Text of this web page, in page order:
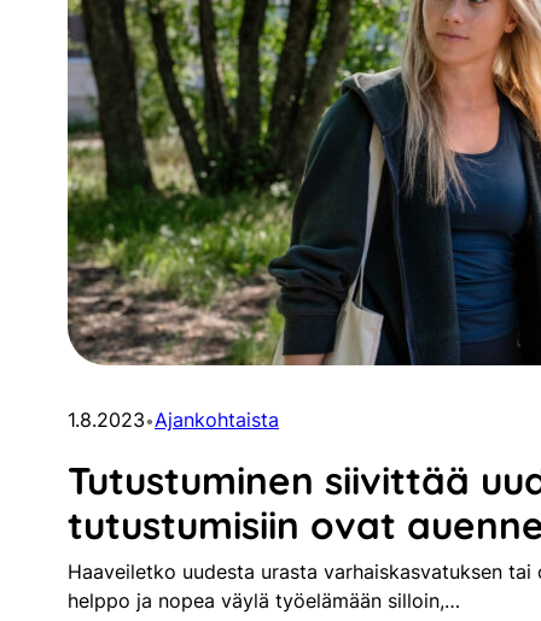
1.8.2023•Ajankohtaista
Tutustuminen siivittää
tutustumisiin ovat
Haaveiletko uudesta urasta varhaiskasvatuksen
helppo ja nopea väylä työelämään silloin,…